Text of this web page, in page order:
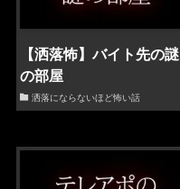
【洒落怖】バイト先の謎
の部屋
洒落にならないほど怖い話